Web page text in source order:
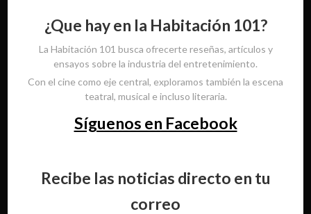
¿Que hay en la Habitación 101?
La Habitación 101 busca ofrecerte reseñas, artículos y
ensayos sobre la industria del entretenimiento.
Con el cine como eje central, exploramos también la escena
teatral, musical e incluso literaria.
Síguenos en Facebook
Recibe las noticias directo en tu
correo